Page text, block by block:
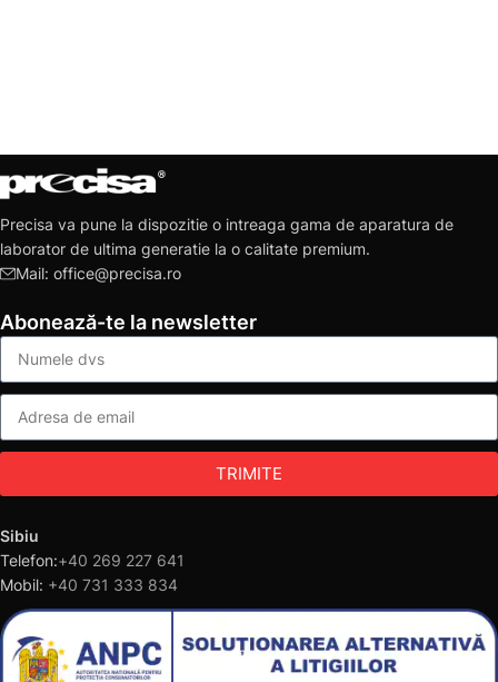
Precisa va pune la dispozitie o intreaga gama de aparatura de
laborator de ultima generatie la o calitate premium.
Mail: office@precisa.ro
Abonează-te la newsletter
TRIMITE
Sibiu
Telefon:+40 269 227 641
Mobil: +40 731 333 834